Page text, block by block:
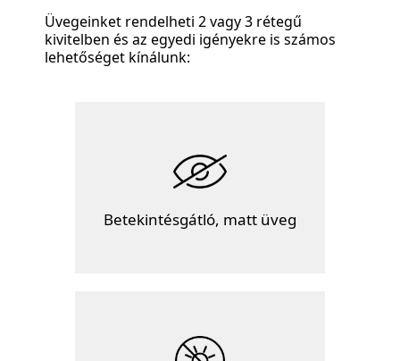
Üvegeinket rendelheti 2 vagy 3 rétegű
kivitelben és az egyedi igényekre is számos
lehetőséget kínálunk:
Betekintésgátló, matt üveg